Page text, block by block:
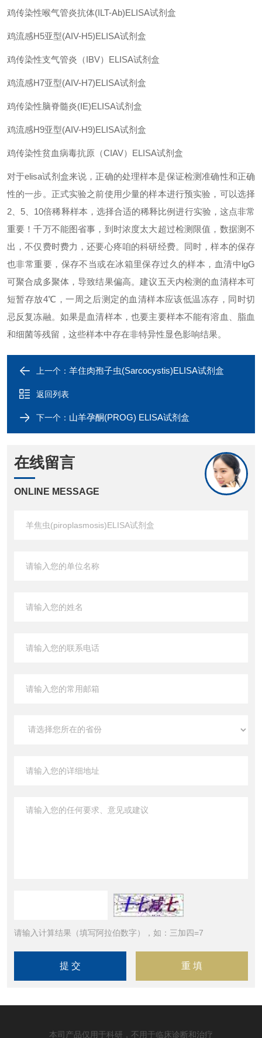
鸡传染性喉气管炎抗体(ILT-Ab)ELISA试剂盒
鸡流感H5亚型(AIV-H5)ELISA试剂盒
鸡传染性支气管炎（IBV） ELISA试剂盒
鸡流感H7亚型(AIV-H7)ELISA试剂盒
鸡传染性脑脊髓炎(IE)ELISA试剂盒
鸡流感H9亚型(AIV-H9)ELISA试剂盒
鸡传染性贫血病毒抗原（CIAV） ELISA试剂盒
对于elisa试剂盒来说，正确的处理样本是保证检测准确性和正确
性的一步。正式实验之前使用少量的样本进行预实验，可以选择
2
5 10倍稀释样本，选择合适的稀释比例进行实验，这点非常
重要！千万不能图省事，到时浓度太大超过检测限值，数据测不
出，不仅费时费力，还要心疼咱的科研经费。同时，样本的保存
也非常重要，保存不当或在冰箱里保存过久的样本，血清中lgG
可聚合成多聚体，导致结果偏高。建议五天内检测的血清样本可
短暂存放4℃ ，一周之后测定的血清样本应该低温冻存，同时切
忌反复冻融。如果是血清样本，也要主要样本不能有溶血、脂血
和细菌等残留，这些样本中存在非特异性显色影响结果。
上一个： 羊住肉孢子虫(Sarcocystis)ELISA试剂盒
返回列表
下一个： 山羊孕酮(PROG) ELISA试剂盒
在线留言
ONLINE MESSAGE
请输入计算结果（填写阿拉伯数字），如：三加四=7
本司产品仅用于科研，不用于临床诊断和治疗